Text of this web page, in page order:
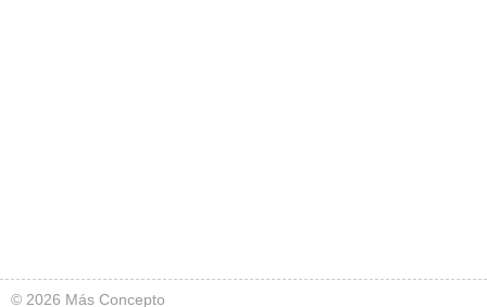
© 2026 Más Concepto